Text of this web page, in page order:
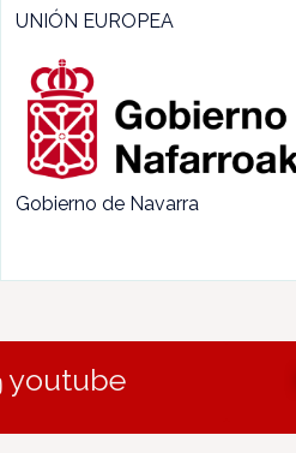
UNIÓN EUROPEA
Gobierno de Navarra
youtube